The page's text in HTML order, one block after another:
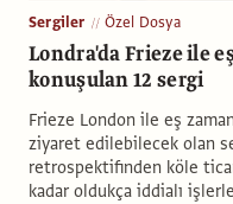
Sergiler Özel Dosya
Londra'da Frieze ile
konuşulan 12 sergi
Frieze London ile eş
ziyaret edilebilecek olan
retrospektifinden köle
kadar oldukça iddialı